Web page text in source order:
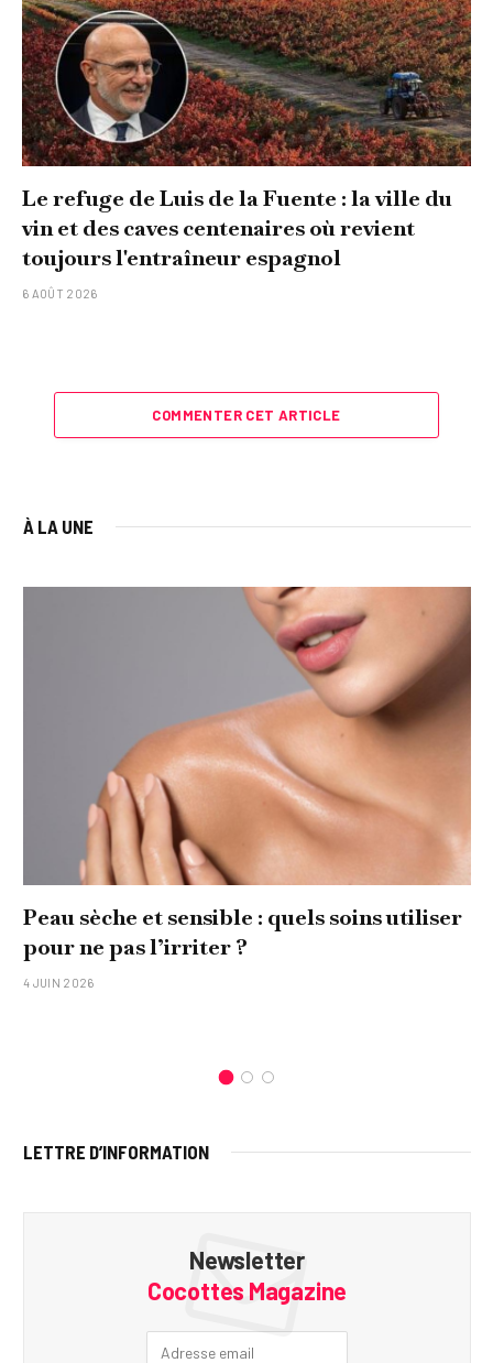
Le refuge de Luis de la Fuente : la ville du
vin et des caves centenaires où revient
toujours l'entraîneur espagnol
6 AOÛT 2026
COMMENTER CET ARTICLE
À LA UNE
sensible : quels soins utiliser
?
Comment
LETTRE D’INFORMATION
Newsletter
Cocottes Magazine